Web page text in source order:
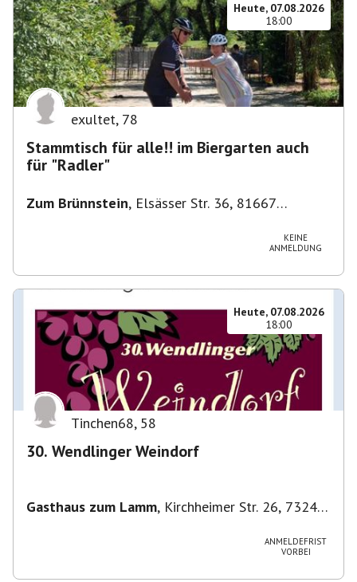
Heute, 07.08.2026
18:00
exultet, 78
Stammtisch für alle!! im Biergarten auch
für "Radler"
Zum Brünnstein, Elsässer Str. 36, 81667
KEINE
ANMELDUNG
Heute, 07.08.2026
18:00
Tinchen68, 58
30. Wendlinger Weindorf
Gasthaus zum Lamm, Kirchheimer Str. 26, 73240
ANMELDEFRIST
VORBEI